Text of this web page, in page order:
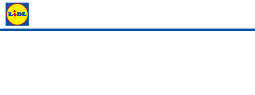
Lidl katalog